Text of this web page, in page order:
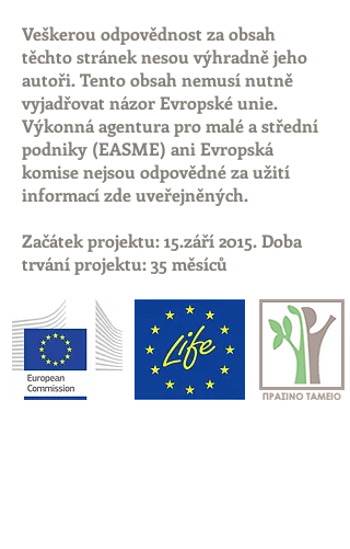
Veškerou odpovědnost za obsah
těchto stránek nesou výhradně jeho
autoři. Tento obsah nemusí nutně
vyjadřovat názor Evropské unie.
Výkonná agentura pro malé a střední
podniky (EASME) ani Evropská
komise nejsou odpovědné za užití
informací zde uveřejněných.
Začátek projektu: 15.září 2015. Doba
trvání projektu: 35 měsíců